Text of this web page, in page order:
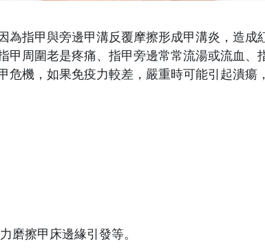
為指甲與旁邊甲溝反覆摩擦形成甲溝炎，造成
甲周圍老是疼痛、指甲旁邊常常流湯或流血、
機，如果免疫力較差，嚴重時可能引起潰瘍，
磨擦甲床邊緣引發等。